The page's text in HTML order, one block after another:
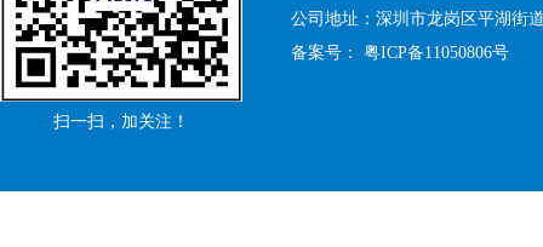
扫一扫，加关注！
公司地址：深圳市龙岗区平湖街
备案号： 粤ICP备11050806号